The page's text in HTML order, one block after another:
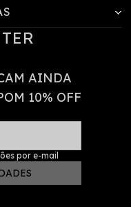
AINDA
10% OFF
por e-mail